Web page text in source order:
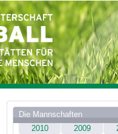
Die Mannschaften
2010
2009